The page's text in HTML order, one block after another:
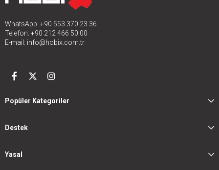
WhatsApp: +90 553 370 23 36
Telefon: +90 212 466 50 00
E-mail: info@hobix.com.tr
Popüler Kategoriler
Destek
Yasal